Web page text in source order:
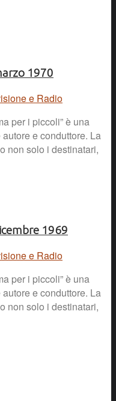
1970
e Radio
per i piccoli” è una
e conduttore. La
non solo i destinatari,
1969
e Radio
per i piccoli” è una
e conduttore. La
non solo i destinatari,